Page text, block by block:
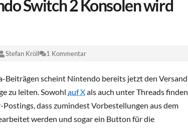
Switch 2 Konsolen wird
Stefan Kröll 1 Kommentar
Beiträgen scheint Nintendo bereits jetzt den Versand
zu leiten. Sowohl auf Xals auch unter Threads finden
dass zumindest Vorbestellungen aus dem
werden und sogar ein Button für die